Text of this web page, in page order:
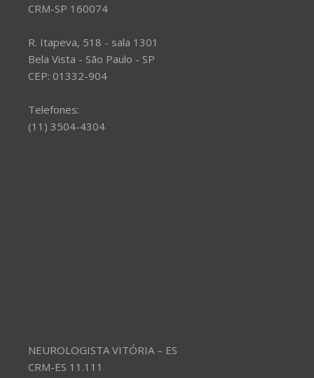
CRM-SP 160074
R. Itapeva, 518 - sala 1301
Bela Vista - São Paulo - SP
CEP: 01332-904
Telefones:
(11) 3504-4304
NEUROLOGISTA VITÓRIA – ES
CRM-ES 11.111